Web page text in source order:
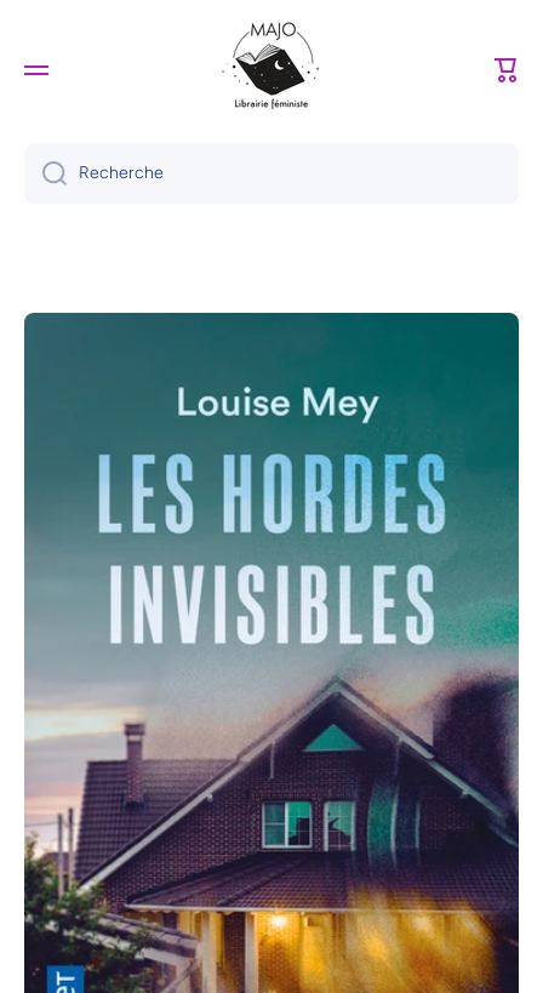
Ignorer et passer au contenu
Recherche
Passer aux informations produits